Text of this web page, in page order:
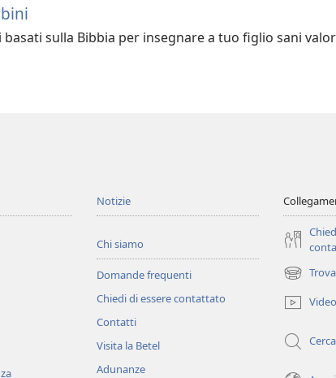
sulla Bibbia per insegnare a tuo figlio sani
Notizie
Chi siamo
Domande frequenti
Chiedi di essere contattato
Contatti
Visita la Betel
Adunanze
(apre
una
nuova
Video
Cerca